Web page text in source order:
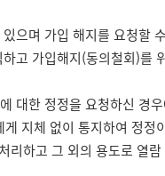
으며 가입 해지를 요청할
고 가입해지(동의철회)를
대한 정정을 요청하신 경
지체 없이 통지하여 정정
하고 그 외의 용도로 열